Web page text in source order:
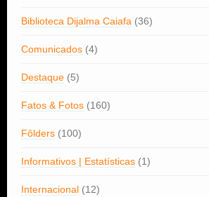
Biblioteca Dijalma Caiafa (36)
Comunicados (4)
Destaque (5)
Fatos & Fotos (160)
Fôlders (100)
Informativos | Estatísticas (1)
Internacional (12)